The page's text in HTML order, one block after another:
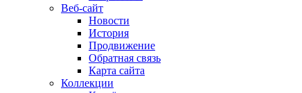
Веб-сайт
Новости
История
Продвижение
Обратная связь
Карта сайта
Коллекции